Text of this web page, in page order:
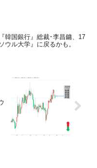
韓国銀行』総裁･李昌鏞、17
ウル大学』に戻るかも。